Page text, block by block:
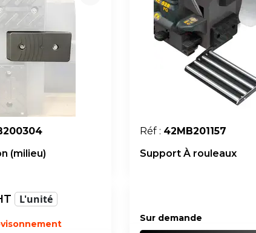
(milieu)
L'unité
Réf : 42MB201157
Support À rouleaux
Sur demande